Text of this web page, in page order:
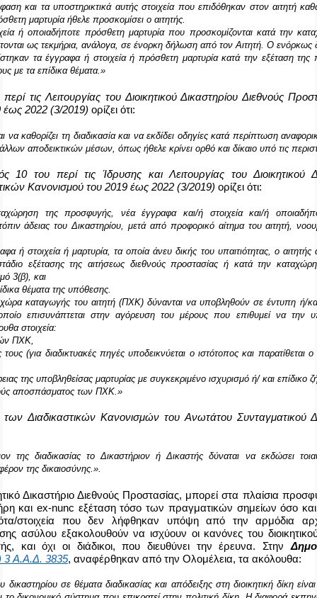
και τα υποστηρικτικά αυτής στοιχεία που επιδόθηκαν στον αιτητή
μαρτυρία ήθελε προσκομίσει ο αιτητής.
ή οποιαδήποτε πρόσθετη μαρτυρία που προσκομίζονται κατά την
ως τεκμήρια, ανάλογα, σε ένορκη δήλωση από τον Αιτητή. Ο ενόρκως
τα έγγραφα ή στοιχεία ή πρόσθετη μαρτυρία κατά την εξέταση της
με τα επίδικα θέματα. »
τις Λειτουργίας του Διοικητικού Δικαστηρίου Διεθνούς
έως 2022 (3/2019) ορίζει ότι:
να καθορίζει τη διαδικασία και να εκδίδει οδηγίες κατά περίπτωση
αποδεικτικών μέσων, όπως ήθελε κρίνει ορθό και δίκαιο υπό τις
10 του περί τις Ίδρυσης και Λειτουργίας του Διοικητικού
Κανονισμού του 2019 έως 2022 (3/2019) ορίζει ότι:
της προσφυγής, νέα έγγραφα και/ή στοιχεία και/ή
άδειας του Δικαστηρίου, μετά από προφορικό αίτημα του αιτητή,
ή στοιχεία ή μαρτυρία, τα οποία άνευ δικής του υπαιτιότητας, ο
εξέτασης της αιτήσεως διεθνούς προστασίας ή κατά την
3(β), και
θέματα της υπόθεσης.
καταγωγής του αιτητή (ΠΧΚ) δύνανται να υποβληθούν σε έντυπη ή/
επισυνάπτεται στην αγόρευση του μέρους που επιθυμεί να την
στοιχεία:
ΠΧΚ,
(για διαδικτυακές πηγές υποδεικνύεται ο ιστότοπος και παρατίθεται
της υποβληθείσας μαρτυρίας με συγκεκριμένο ισχυρισμό ή/ και επίδικο
αποσπάσματος των ΠΧΚ. »
Διαδικαστικών Κανονισμών του Ανωτάτου Συνταγματικού
της διαδικασίας το Δικαστήριον ή Δικαστής δύναται να εκδώσει
της δικαιοσύνης.».
Δικαστήριο Διεθνούς Προστασίας, μπορεί στα πλαίσια
καιex-nunc εξέταση τόσο των πραγματικών σημείων όσο
στοιχεία που δεν λήφθηκαν υπόψη από την αρμόδια
ασύλου εξακολουθούν να ισχύουν οι κανόνες του
και όχι οι διάδικοι, που διευθύνει την έρευνα. Στην
3 Α.Α.Δ. 3835, αναφέρθηκαν από την Ολομέλεια, τα ακόλουθα:
σε θέματα διαδικασίας και απόδειξης στη διοικητική δίκη